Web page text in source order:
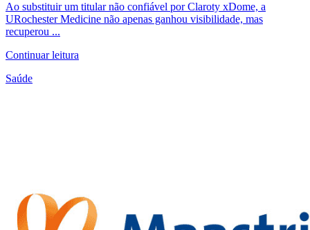
Ao substituir um titular não confiável por Claroty xDome, a
URochester Medicine não apenas ganhou visibilidade, mas
recuperou ...
Continuar leitura
Saúde